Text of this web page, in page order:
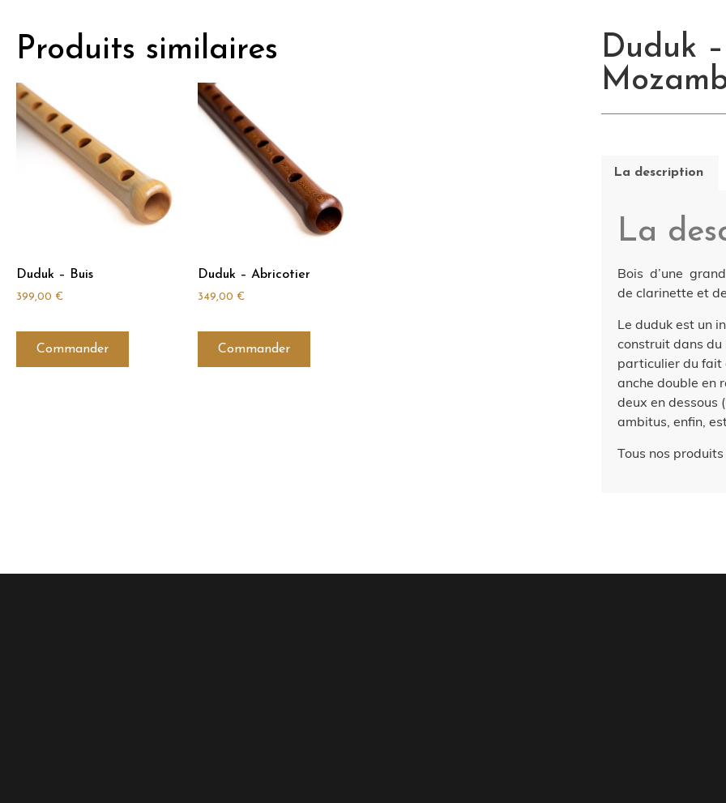
Produits similaires
Duduk – Buis
399,00 €
Commander
Duduk – Abricotier
349,00 €
Commander
Duduk
La description
La
Bois d’une
de clarinette et
Le duduk est un
construit dans du
particulier du fait
anche double en
deux en dessous
ambitus, enfin,
Tous nos